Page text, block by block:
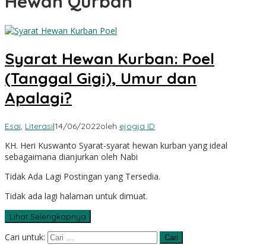
Syarat Hewan Kurban: Poel
(Tanggal Gigi), Umur dan
Apalagi?
Esai, Literasi|14/06/2022oleh ejogja ID
KH. Heri Kuswanto Syarat-syarat hewan kurban yang ideal
sebagaimana dianjurkan oleh Nabi
Tidak Ada Lagi Postingan yang Tersedia.
Tidak ada lagi halaman untuk dimuat.
Lihat Selengkapnya
Cari untuk: